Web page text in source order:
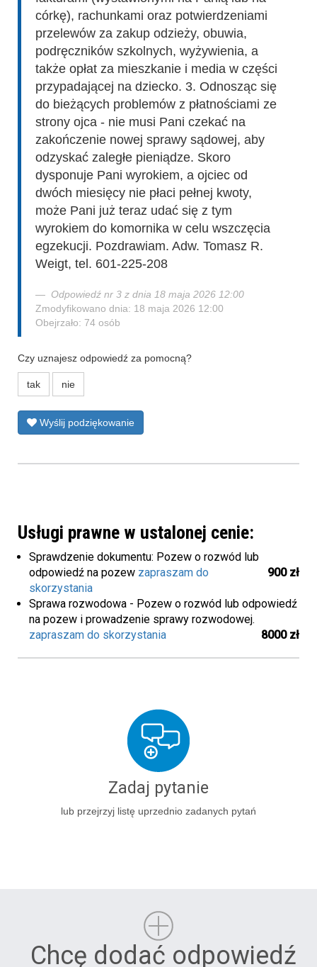
córkę), rachunkami oraz potwierdzeniami
przelewów za zakup odzieży, obuwia,
podręczników szkolnych, wyżywienia, a
także opłat za mieszkanie i media w części
przypadającej na dziecko. 3. Odnosząc się
do bieżących problemów z płatnościami ze
strony ojca - nie musi Pani czekać na
zakończenie nowej sprawy sądowej, aby
odzyskać zaległe pieniądze. Skoro
dysponuje Pani wyrokiem, a ojciec od
dwóch miesięcy nie płaci pełnej kwoty,
może Pani już teraz udać się z tym
wyrokiem do komornika w celu wszczęcia
egzekucji. Pozdrawiam. Adw. Tomasz R.
Weigt, tel. 601-225-208
Odpowiedź nr 3 z dnia 18 maja 2026 12:00
Zmodyfikowano dnia: 18 maja 2026 12:00
Obejrzało: 74 osób
Czy uznajesz odpowiedź za pomocną?
tak nie
Wyślij podziękowanie
Usługi prawne w ustalonej cenie:
Sprawdzenie dokumentu: Pozew o rozwód lub
odpowiedź na pozew
900 zł
zapraszam do
skorzystania
Sprawa rozwodowa - Pozew o rozwód lub odpowiedź
na pozew i prowadzenie sprawy rozwodowej.
8000 zł
zapraszam do skorzystania
Zadaj pytanie
lub przejrzyj listę uprzednio zadanych pytań
Chcę dodać odpowiedź